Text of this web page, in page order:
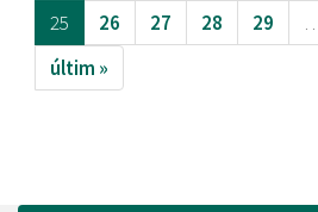
25
26 27 28 29
últim »